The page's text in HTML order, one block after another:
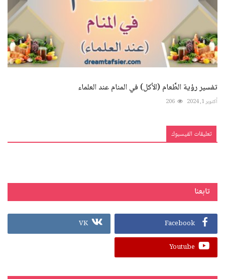
تفسير رؤية الطَّعام (الأكل) في المنام عند العلماء
أكتوبر 1, 2024 206
تعليقات الفيسبوك
تابعنا
Facebook
VK
Youtube